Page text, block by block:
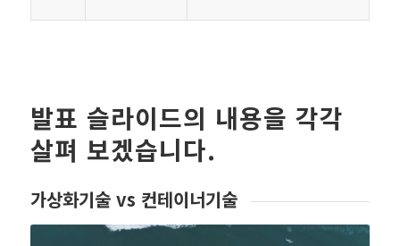
발표 슬라이드의 내용을 각각
살펴 보겠습니다.
가상화기술 vs 컨테이너기술